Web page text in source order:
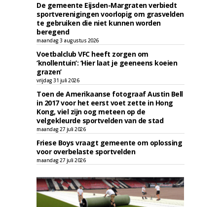
De gemeente Eijsden-Margraten verbiedt
sportverenigingen voorlopig om grasvelden
te gebruiken die niet kunnen worden
beregend
maandag 3 augustus 2026
Voetbalclub VFC heeft zorgen om
‘knollentuin’: ‘Hier laat je geeneens koeien
grazen’
vrijdag 31 juli 2026
Toen de Amerikaanse fotograaf Austin Bell
in 2017 voor het eerst voet zette in Hong
Kong, viel zijn oog meteen op de
velgekleurde sportvelden van de stad
maandag 27 juli 2026
Friese Boys vraagt gemeente om oplossing
voor overbelaste sportvelden
maandag 27 juli 2026